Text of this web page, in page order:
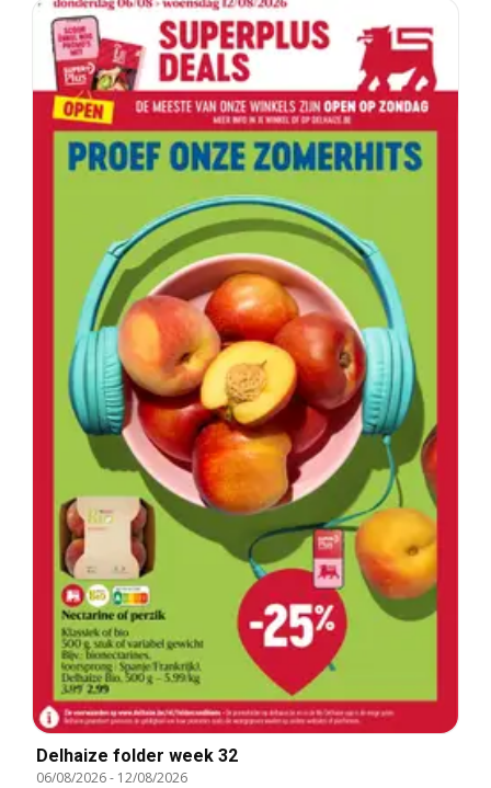
Delhaize folder week 32
06/08/2026- 12/08/2026